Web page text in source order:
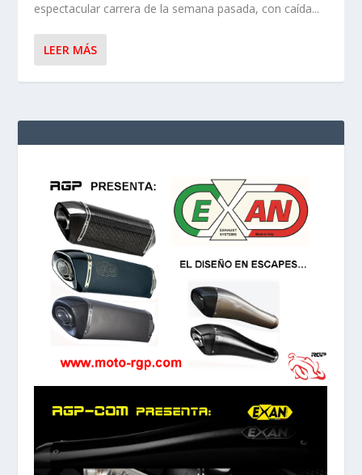
espectacular carrera de la semana pasada, con caída...
LEER MÁS